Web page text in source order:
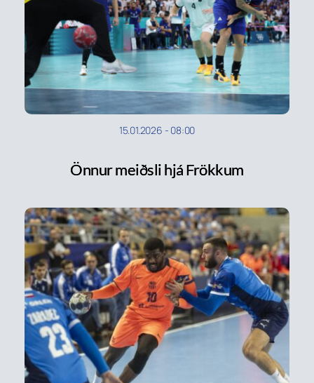
15.01.2026 - 08:00
Önnur meiðsli hjá Frökkum